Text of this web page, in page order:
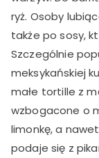
ryż. Osoby
także po sosy,
Szczególnie
meksykańskiej
małe tortille z
wzbogacone o
limonkę, a
podaje się z